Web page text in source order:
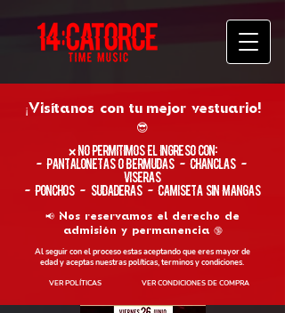
¡Visítanos con tu mejor vestuario!
😎
​❌ No permitimos el ingreso con:
- Pantalonetas o Bermudas - Chanclas -
Viseras
- Ponchos - Sudaderas - Camiseta sin Mangas
📢 Nos reservamos el derecho de
admisión y permanencia 🔞
Al seguir con el proceso estas aceptando que eres mayor de
edad y aceptas nuestras políticas, terminos y condiciones.
VER POLÍTICAS VER CONDICIONES DE COMPRA